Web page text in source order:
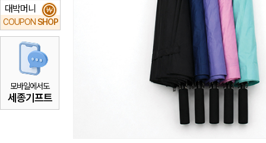
대박머니
COUPON SHOP
₩
모바일에서도
세종기프트